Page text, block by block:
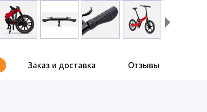
Заказ и доставка Отзывы